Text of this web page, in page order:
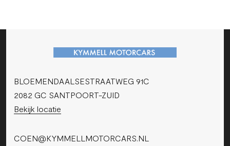
BLOEMENDAALSESTRAATWEG 91C
2082 GC SANTPOORT-ZUID
Bekijk locatie
COEN@KYMMELLMOTORCARS.NL